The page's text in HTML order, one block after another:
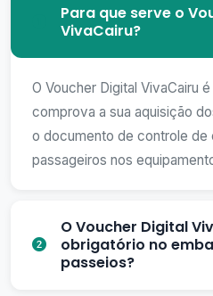
Para que serve o
VivaCairu?
O Voucher Digital VivaCairu
comprova a sua aquisição
o documento de controle de
passageiros nos
O Voucher Digital
obrigatório no
passeios?